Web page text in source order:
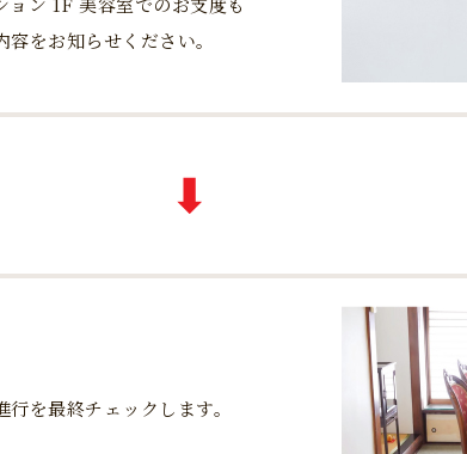
をお知らせください。
を最終チェックします。